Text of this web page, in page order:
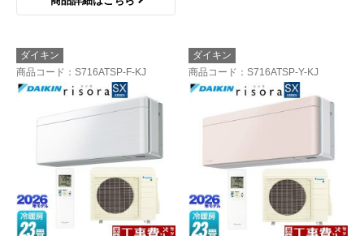
ダイキン
商品コード ：S716ATSP-F-KJ
ダイキン
商品コード ：S716ATSP-Y-KJ